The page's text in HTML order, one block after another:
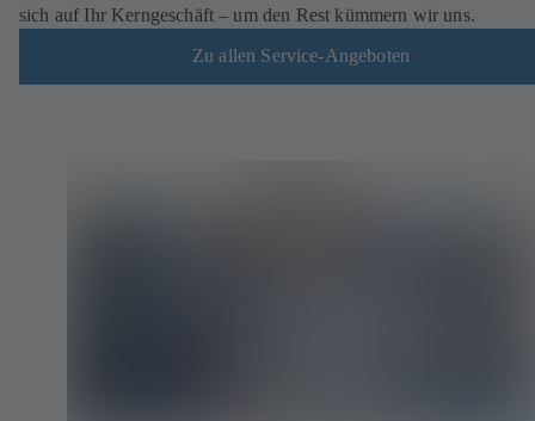
sich auf Ihr Kerngeschäft – um den Rest kümmern wir uns.
Zu allen Service-Angeboten